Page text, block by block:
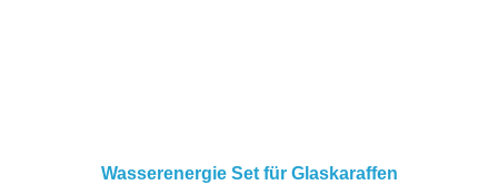
Wasserenergie Set für Glaskaraffen